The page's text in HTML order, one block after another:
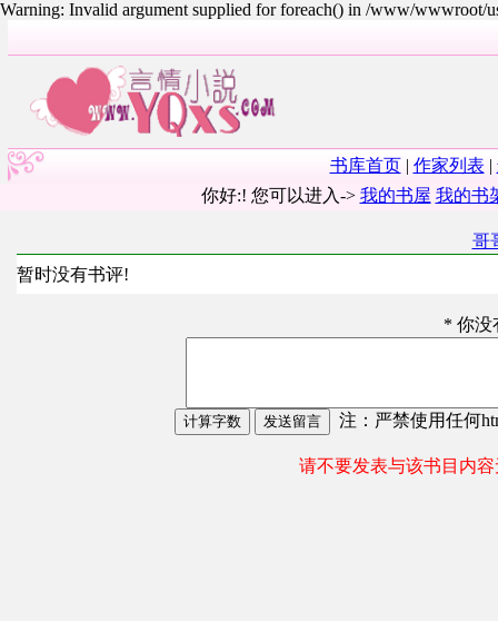
Warning: Invalid argument supplied for foreach() in /www/wwwroot/
书库首页| 作家列表 |
你好:! 您可以进入-> 我的书屋 我的书
哥
暂时没有书评!
* 你没
注：严禁使用任何
请不要发表与该书目内